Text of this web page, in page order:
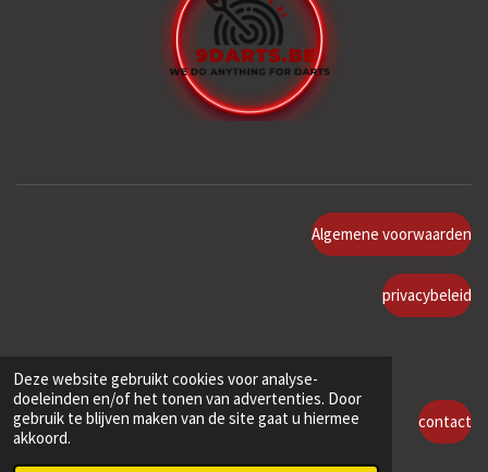
Deze website gebruikt cookies voor analyse-
doeleinden en/of het tonen van advertenties. Door
gebruik te blijven maken van de site gaat u hiermee
akkoord.
Algemene voorwaarden
privacybeleid
contact